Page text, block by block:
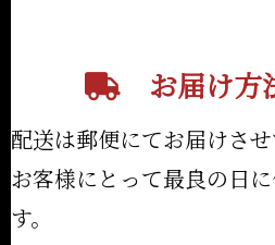
お届け方
配送は郵便にてお届けさせ
お客様にとって最良の日
す。